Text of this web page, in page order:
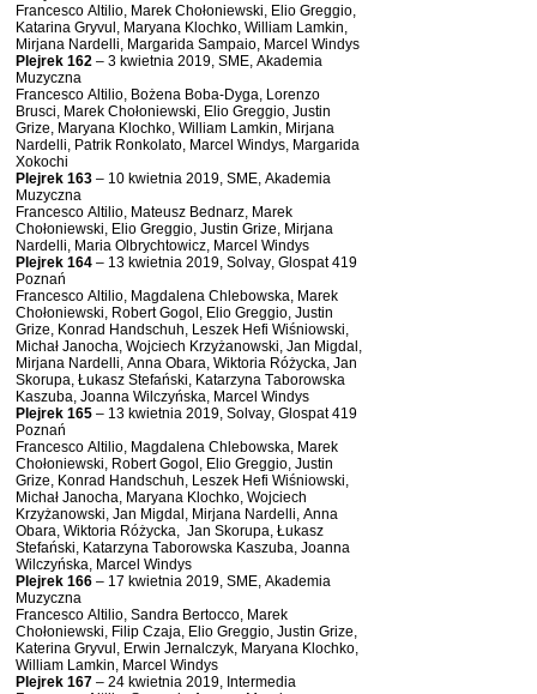
Francesco Altilio, Marek Chołoniewski, Elio Greggio,
Katarina Gryvul, Maryana Klochko, William Lamkin,
Mirjana Nardelli, Margarida Sampaio, Marcel Windys
Plejrek 162 – 3 kwietnia 2019, SME, Akademia
Muzyczna
Francesco Altilio, Bożena Boba-Dyga, Lorenzo
Brusci, Marek Chołoniewski, Elio Greggio, Justin
Grize, Maryana Klochko, William Lamkin, Mirjana
Nardelli, Patrik Ronkolato, Marcel Windys, Margarida
Xokochi
Plejrek 163 – 10 kwietnia 2019, SME, Akademia
Muzyczna
Francesco Altilio, Mateusz Bednarz, Marek
Chołoniewski, Elio Greggio, Justin Grize, Mirjana
Nardelli, Maria Olbrychtowicz, Marcel Windys
Plejrek 164 – 13 kwietnia 2019, Solvay, Glospat 419
Poznań
Francesco Altilio, Magdalena Chlebowska, Marek
Chołoniewski, Robert Gogol, Elio Greggio, Justin
Grize, Konrad Handschuh, Leszek Hefi Wiśniowski,
Michał Janocha, Wojciech Krzyżanowski, Jan Migdal,
Mirjana Nardelli, Anna Obara, Wiktoria Różycka, Jan
Skorupa, Łukasz Stefański, Katarzyna Taborowska
Kaszuba, Joanna Wilczyńska, Marcel Windys
Plejrek 165 – 13 kwietnia 2019, Solvay, Glospat 419
Poznań
Francesco Altilio, Magdalena Chlebowska, Marek
Chołoniewski, Robert Gogol, Elio Greggio, Justin
Grize, Konrad Handschuh, Leszek Hefi Wiśniowski,
Michał Janocha, Maryana Klochko, Wojciech
Krzyżanowski, Jan Migdal, Mirjana Nardelli, Anna
Obara, Wiktoria Różycka, Jan Skorupa, Łukasz
Stefański, Katarzyna Taborowska Kaszuba, Joanna
Wilczyńska, Marcel Windys
Plejrek 166 – 17 kwietnia 2019, SME, Akademia
Muzyczna
Francesco Altilio, Sandra Bertocco, Marek
Chołoniewski, Filip Czaja, Elio Greggio, Justin Grize,
Katerina Gryvul, Erwin Jernalczyk, Maryana Klochko,
William Lamkin, Marcel Windys
Plejrek 167 – 24 kwietnia 2019, Intermedia